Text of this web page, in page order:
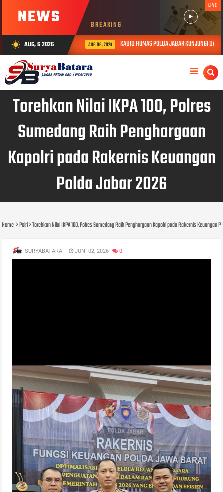
NEWS BREAKING
LIVE
wb_sunny AUG, 6 2026 AUG 06, 2026 KABID HUMAS POLDA JABAR KUNJUNGI DAN
Torehkan Nilai IKPA 100, Polres
Sumedang Raih Penghargaan
Kapolri pada Rakernis Keuangan
Polda Jabar 2026
Home Polri Torehkan Nilai IKPA 100, Polres Sumedang Raih Penghargaan Kapolri pada Rakernis Keuangan
SURYABATARA JUNI 02, 2026 0